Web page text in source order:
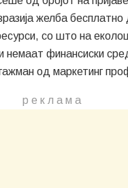
желба
со што на
немаат финансиски
од маркетинг
р е к л а м a